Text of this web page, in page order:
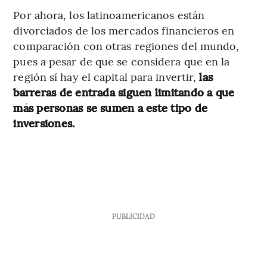
Por ahora, los latinoamericanos están
divorciados de los mercados financieros en
comparación con otras regiones del mundo,
pues a pesar de que se considera que en la
región sí hay el capital para invertir,las
barreras de entrada siguen limitando a que
más personas se sumen a este tipo de
inversiones.
PUBLICIDAD